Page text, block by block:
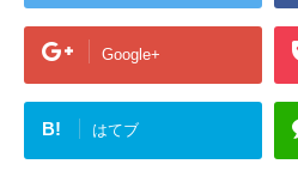
Google+
B! はてブ